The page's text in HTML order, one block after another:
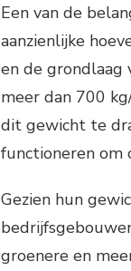
Een van de
aanzienlijke
en de grondlaag
meer dan 700
dit gewicht te
functioneren om
Gezien hun
groenere en